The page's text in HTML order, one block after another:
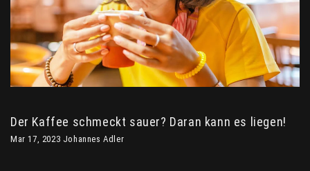
Der Kaffee schmeckt sauer? Daran kann es liegen!
Mar 17, 2023 Johannes Adler